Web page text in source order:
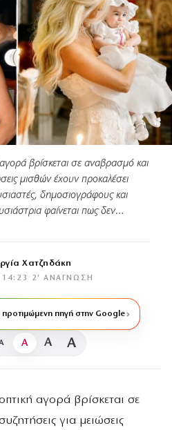
βρίσκεται σε αναβρασμό και
μισθών έχουν προκαλέσει
δημοσιογράφους και
φαίνεται πως δεν…
Χατζηδάκη
14:23 · 2′ ΑΝΆΓΝΩΣΗ
πηγή στην Google
A A A
αγορά βρίσκεται σε
για μειώσεις